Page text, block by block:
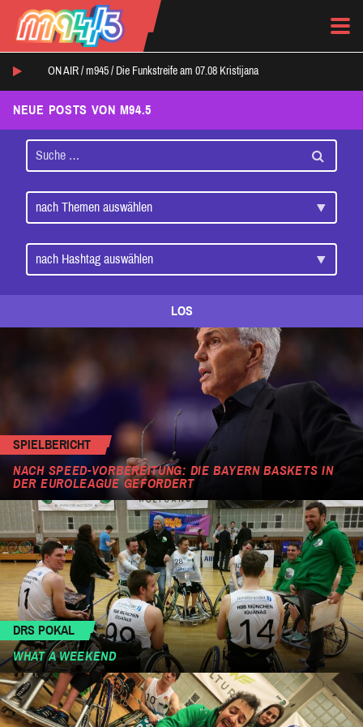
ON AIR / m945 / Die Funkstreife am 07.08 Kristijana
NEUE POSTS VON M94.5
LOS
SPIELBERICHT
NACH SPEED-VORBEREITUNG: DIE BAYERN BASKETS IN
DER EUROLEAGUE GEFORDERT
DRS POKAL
WHAT A WEEKEND